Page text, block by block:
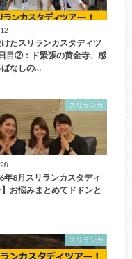
たスリランカスタディツ
目②：ド緊張の黄金寺、感
なしの…
スリランカ
年8月スリランカスタディ
お悩みまとめてドドンと
スリランカ